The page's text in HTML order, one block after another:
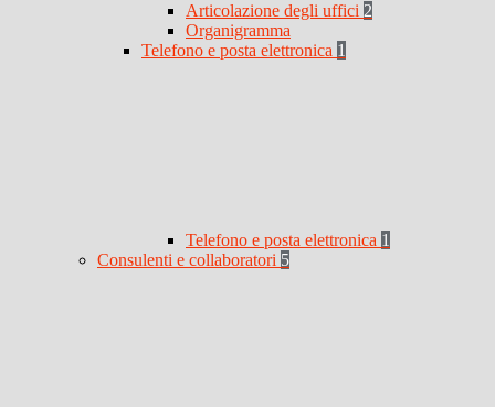
Articolazione degli uffici 2
Organigramma
Telefono e posta elettronica 1
Telefono e posta elettronica 1
Consulenti e collaboratori 5